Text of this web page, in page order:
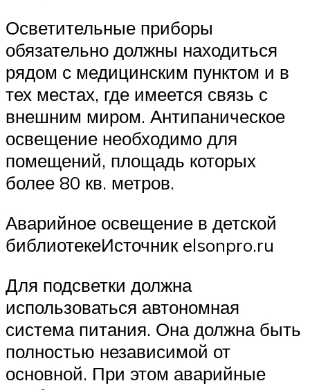
Осветительные приборы
обязательно должны находиться
рядом с медицинским пунктом и в
тех местах, где имеется связь с
внешним миром. Антипаническое
освещение необходимо для
помещений, площадь которых
более 80 кв. метров.
Аварийное освещение в детской
библиотекеИсточник elsonpro.ru
Для подсветки должна
использоваться автономная
система питания. Она должна быть
полностью независимой от
основной. При этом аварийные